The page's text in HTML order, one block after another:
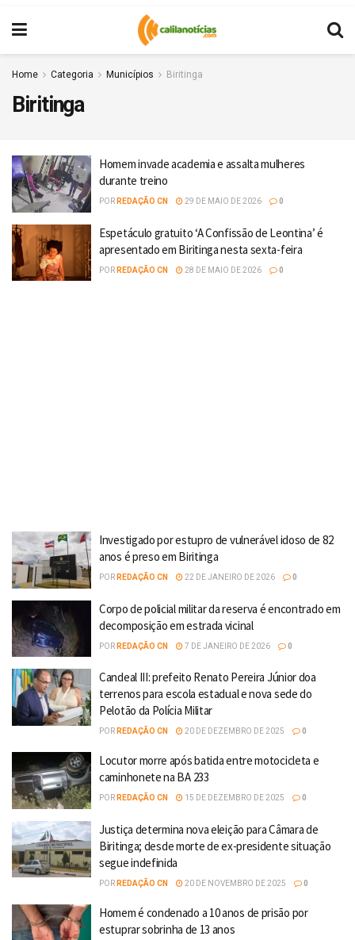
Home Categoria Municípios Biritinga
Biritinga
Homem invade academia e assalta mulheres
durante treino
POR REDAÇÃO CN 29 DE MAIO DE 2026 0
Espetáculo gratuito ‘A Confissão de Leontina’ é
apresentado em Biritinga nesta sexta-feira
POR REDAÇÃO CN 28 DE MAIO DE 2026 0
Investigado por estupro de vulnerável idoso de 82
anos é preso em Biritinga
POR REDAÇÃO CN 22 DE JANEIRO DE 2026 0
Corpo de policial militar da reserva é encontrado em
decomposição em estrada vicinal
POR REDAÇÃO CN 7 DE JANEIRO DE 2026 0
Candeal III: prefeito Renato Pereira Júnior doa
terrenos para escola estadual e nova sede do
Pelotão da Polícia Militar
POR REDAÇÃO CN 20 DE DEZEMBRO DE 2025 0
Locutor morre após batida entre motocicleta e
caminhonete na BA 233
POR REDAÇÃO CN 15 DE DEZEMBRO DE 2025 0
Justiça determina nova eleição para Câmara de
Biritinga; desde morte de ex-presidente situação
segue indefinida
POR REDAÇÃO CN 20 DE NOVEMBRO DE 2025 0
Homem é condenado a 10 anos de prisão por
estuprar sobrinha de 13 anos